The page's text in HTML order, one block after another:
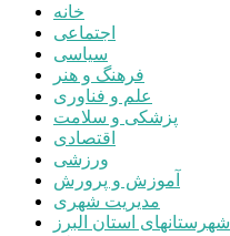
خانه
اجتماعی
سیاسی
فرهنگ و هنر
علم و فناوری
پزشکی و سلامت
اقتصادی
ورزشی
آموزش و پرورش
مدیریت شهری
شهرستانهای استان البرز